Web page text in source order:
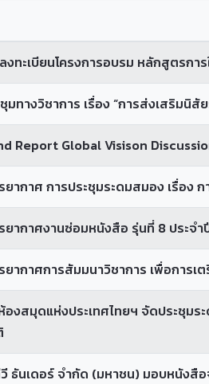
ทะเบียนโครงการอบรม หลักสูตรกา
มทางวิชาการ เรื่อง “การส่งเสริม
Report Global Visison
ยากาศ การประชุมระดมสมอง เรื่อ
ากาศงานซ่อมหนังสือ รุ่นที่ 8 ประจำ
ากาศการสัมมนาวิชาการ เพื่อการเ
องสมุดแห่งประเทศไทยฯ จัดประชุม
ธันเดอร์ จำกัด (มหาชน) มอบหนังสื